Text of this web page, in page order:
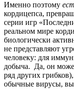
Именно поэтому
кордицепса,
серии игр
реальном мире
биологически
не представляют
человеку: для
добыча. Да, он
ряд других
обычные вирусы,